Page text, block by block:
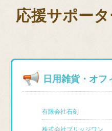
応援サポータ
日用雑貨・オ
有限会社石刻
株式会社ブリッジワン